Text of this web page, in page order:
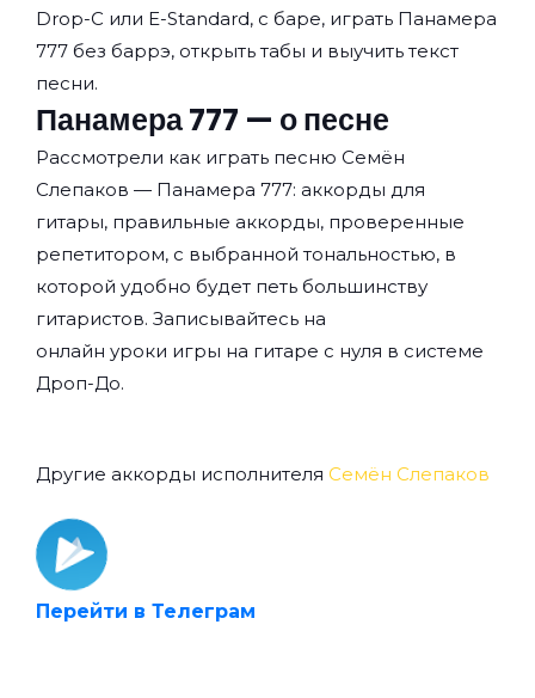
Drop-C или E-Standard, с баре, играть Панамера
777 без баррэ, открыть табы и выучить текст
песни.
Панамера 777 — о песне
Рассмотрели как играть песню Семён
Слепаков — Панамера 777: аккорды для
гитары, правильные аккорды, проверенные
репетитором, с выбранной тональностью, в
которой удобно будет петь большинству
гитаристов. Записывайтесь на
онлайн уроки игры на гитаре с нуля в системе
Дроп-До.
Другие аккорды исполнителя Семён Слепаков
Перейти в Телеграм